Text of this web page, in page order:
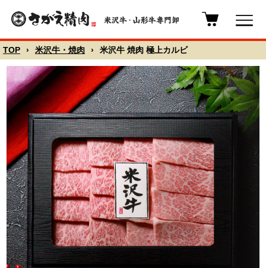
TOP › 米沢牛・焼肉 › 米沢牛 焼肉 極上カルビ